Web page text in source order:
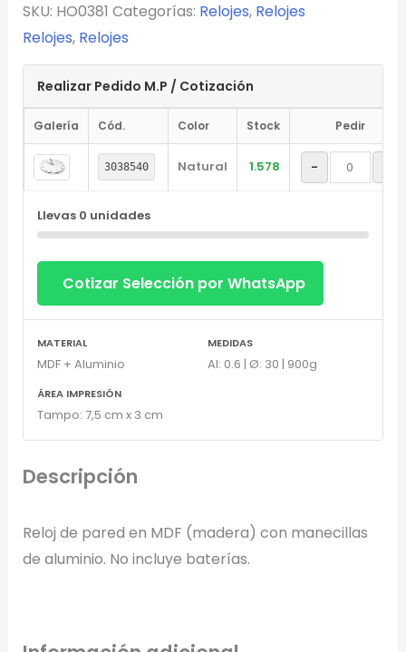
con IA
o haz clic para explorar tus archivos
Formatos: PNG, JPG, SVG (Max. 5MB). Se recomienda fondo
SKU: HO0381 Categorías: Relojes, Relojes
Relojes, Relojes
Realizar Pedido M.P / Cotización
Galería Cód. Color Stock Pedir
3038540 Natural 1.578 -
Llevas 0 unidades
Cotizar Selección por WhatsApp
MATERIAL
MDF + Aluminio
MEDIDAS
Al: 0.6 | Ø: 30 | 900g
ÁREA IMPRESIÓN
Tampo: 7,5 cm x 3 cm
Descripción
Reloj de pared en MDF (madera) con manecillas
de aluminio. No incluye baterías.